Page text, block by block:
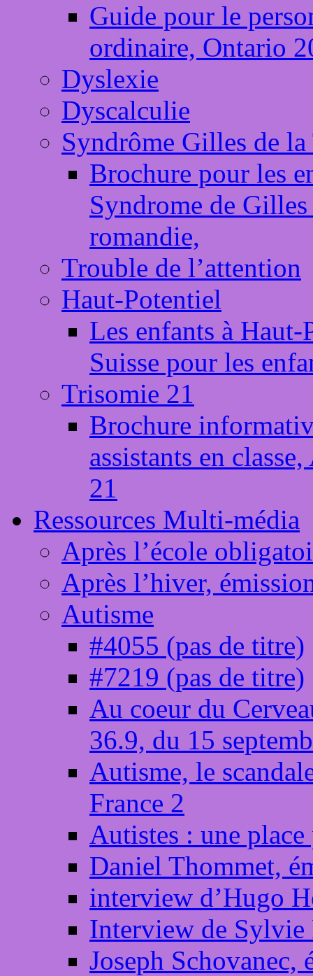
Guide pour le
ordinaire, Ontario
Dyslexie
Dyscalculie
Syndrôme Gilles de la
Brochure pour les
Syndrome de
romandie,
Trouble de l’attention
Haut-Potentiel
Les enfants à
Suisse pour les
Trisomie 21
Brochure
assistants en
21
Ressources Multi-média
Après l’école
Après l’hiver,
Autisme
#4055 (pas de titre)
#7219 (pas de titre)
Au coeur du
36.9, du 15
Autisme, le
France 2
Autistes : une
Daniel Thommet,
interview d’Hugo
Interview de
Joseph Schovanec,